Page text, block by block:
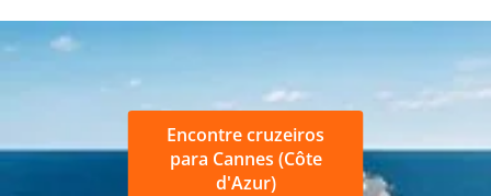
Encontre cruzeiros
para Cannes (Côte
d'Azur)